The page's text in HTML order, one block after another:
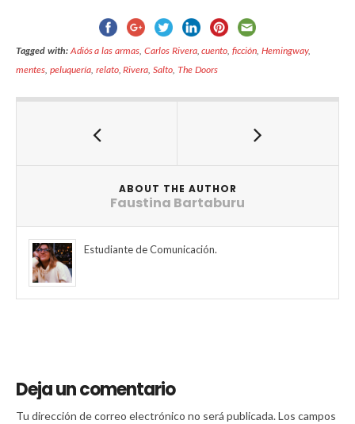
Tagged with:Adiós a las armas, Carlos Rivera,cuento,ficción,Hemingway,
mentes, peluquería, relato,Rivera,Salto,The Doors
ABOUT THE AUTHOR
Faustina Bartaburu
Estudiante de Comunicación.
Deja un comentario
Tu dirección de correo electrónico no será publicada.Los campos